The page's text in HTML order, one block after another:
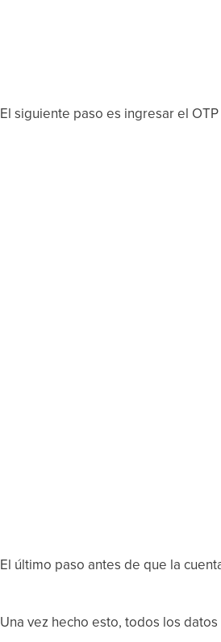
El siguiente paso es ingresar el
El último paso antes de que la
Una vez hecho esto, todos los